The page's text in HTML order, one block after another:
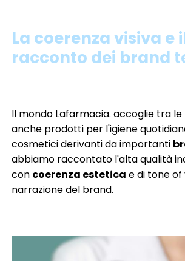
La coerenza visiva e
racconto dei brand
Il mondo Lafarmacia. accoglie tra
anche prodotti per l'igiene
cosmetici derivanti da importanti
abbiamo raccontato l'alta qualità
con coerenza estetica e di tone
narrazione del brand.